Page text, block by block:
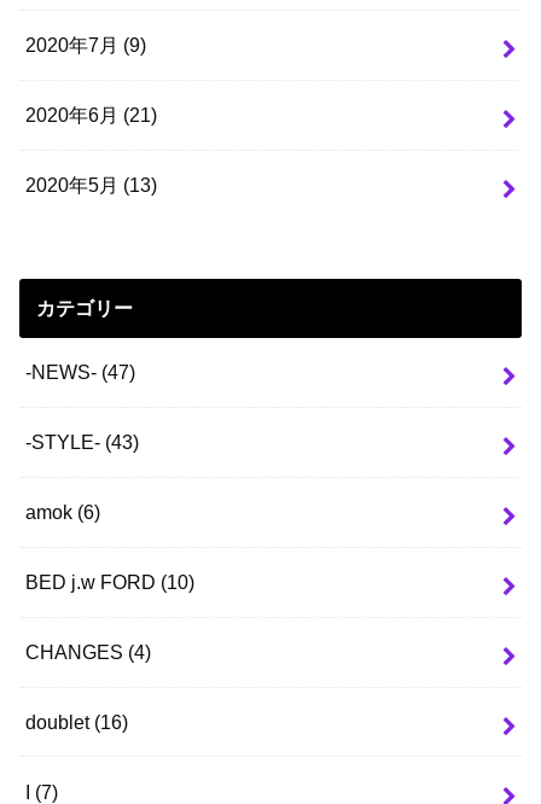
2020年7月 (9)
2020年6月 (21)
2020年5月 (13)
カテゴリー
-NEWS- (47)
-STYLE- (43)
amok (6)
BED j.w FORD (10)
CHANGES (4)
doublet (16)
I (7)